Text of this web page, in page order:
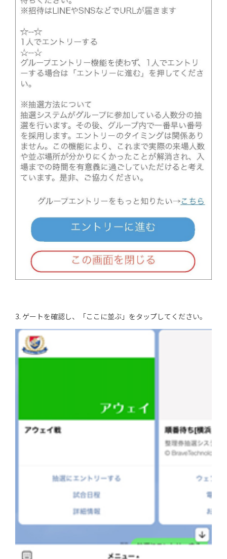
3. ゲートを確認し、「ここに並ぶ」をタップしてください。